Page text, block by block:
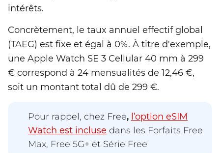
intérêts.
Concrètement, le taux annuel effectif global
(TAEG) est fixe et égal à 0%. À titre d'exemple,
une Apple Watch SE 3 Cellular 40 mm à 299
€ correspond à 24 mensualités de 12,46 €,
soit un montant total dû de 299 €.
Pour rappel, chez Free, l’option eSIM
Watch est incluse dans les Forfaits Free
Max, Free 5G+ et Série Free